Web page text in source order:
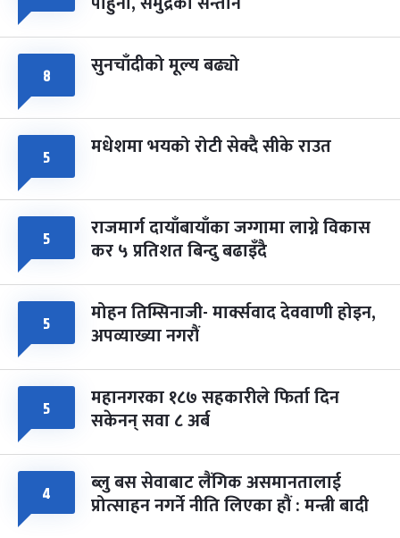
सोम चैत्र ८, २०८३-Mar 22, 2027
८ सुनचाँदीको मूल्य बढ्यो
५ मधेशमा भयको रोटी सेक्दै सीके राउत
५ राजमार्ग दायाँबायाँका जग्गामा लाग्ने विकास
कर ५ प्रतिशत बिन्दु बढाइँदै
५ मोहन तिम्सिनाजी- मार्क्सवाद देववाणी होइन,
अपव्याख्या नगरौं
५ महानगरका १८७ सहकारीले फिर्ता दिन
सकेनन् सवा ८ अर्ब
४ ब्लु बस सेवाबाट लैंगिक असमानतालाई
प्रोत्साहन नगर्ने नीति लिएका हौं : मन्त्री बादी